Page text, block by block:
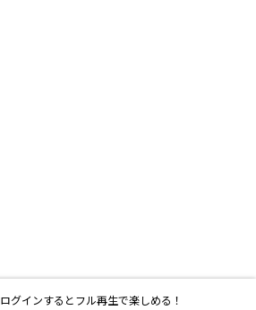
ログインするとフル再生で楽しめる！